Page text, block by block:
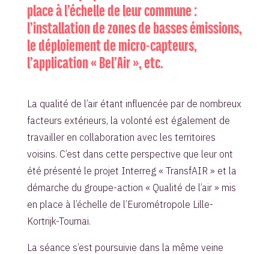
place à l’échelle de leur commune :
l’installation de zones de basses émissions,
le déploiement de micro-capteurs,
l’application « Bel’Air », etc.
La qualité de l’air étant influencée par de nombreux
facteurs extérieurs, la volonté est également de
travailler en collaboration avec les territoires
voisins. C’est dans cette perspective que leur ont
été présenté le projet Interreg « TransfAIR » et la
démarche du groupe-action « Qualité de l’air » mis
en place à l’échelle de l’Eurométropole Lille-
Kortrijk-Tournai.
La séance s’est poursuivie dans la même veine